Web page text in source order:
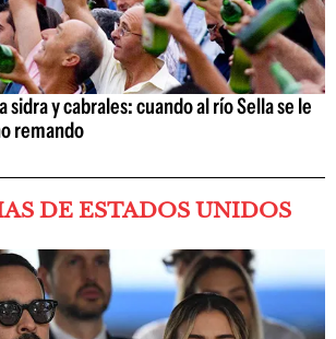
sidra y cabrales: cuando al río Sella se le
remando
DE ESTADOS UNIDOS